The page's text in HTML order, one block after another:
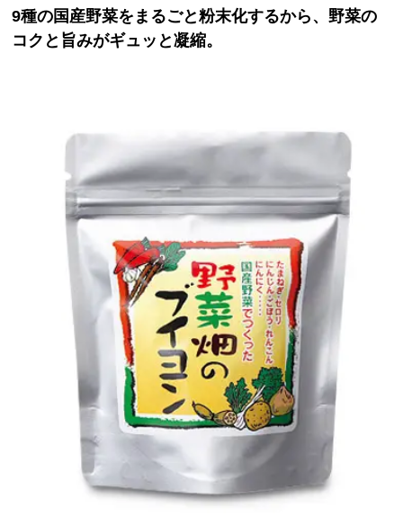
ュ9種の国産野菜をまるごと粉末化するから、野菜の
コクと旨みがギュッと凝縮。